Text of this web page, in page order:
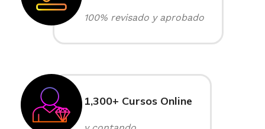
100% revisado y aprobado
1,300+ Cursos Online